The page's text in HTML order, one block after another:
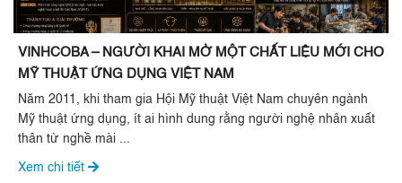
VINHCOBA – NGƯỜI KHAI MỞ MỘT CHẤT LIỆU MỚI CHO
MỸ THUẬT ỨNG DỤNG VIỆT NAM
Năm 2011, khi tham gia Hội Mỹ thuật Việt Nam chuyên ngành
Mỹ thuật ứng dụng, ít ai hình dung rằng người nghệ nhân xuất
thân từ nghề mài ...
Xem chi tiết